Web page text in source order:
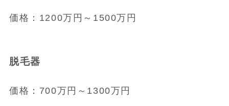
価格：1200万円～1500万円
脱毛器
価格：700万円～1300万円